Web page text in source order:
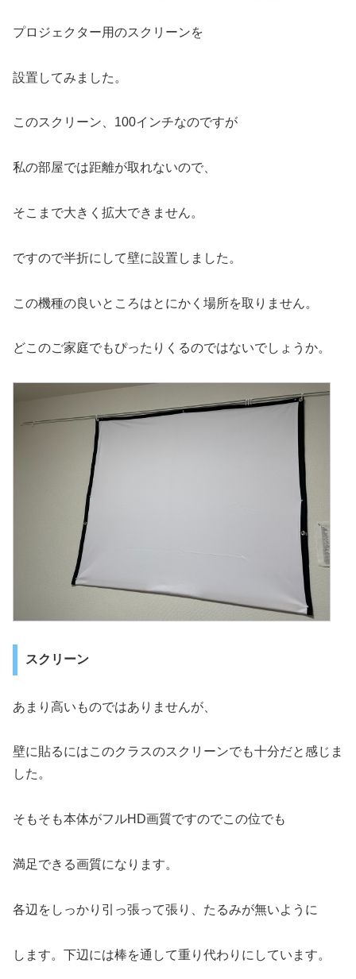
プロジェクター用のスクリーンを
設置してみました。
このスクリーン、100インチなのですが
私の部屋では距離が取れないので、
そこまで大きく拡大できません。
ですので半折にして壁に設置しました。
この機種の良いところはとにかく場所を取りません。
どこのご家庭でもぴったりくるのではないでしょうか。
スクリーン
あまり高いものではありませんが、
壁に貼るにはこのクラスのスクリーンでも十分だと感じま
した。
そもそも本体がフルHD画質ですのでこの位でも
満足できる画質になります。
各辺をしっかり引っ張って張り、たるみが無いように
します。下辺には棒を通して重り代わりにしています。